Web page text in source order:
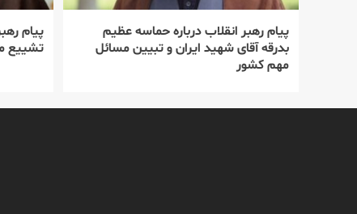
پیام رهبر انقلاب درباره حماسه عظیم
بدرقه آقای شهید ایران و تبیین مسائل
مهم کشور
پیام
تشییع